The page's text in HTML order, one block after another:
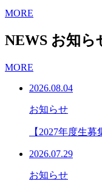
MORE
NEWS お知ら
MORE
2026.08.04
お知らせ
【2027年度生
2026.07.29
お知らせ